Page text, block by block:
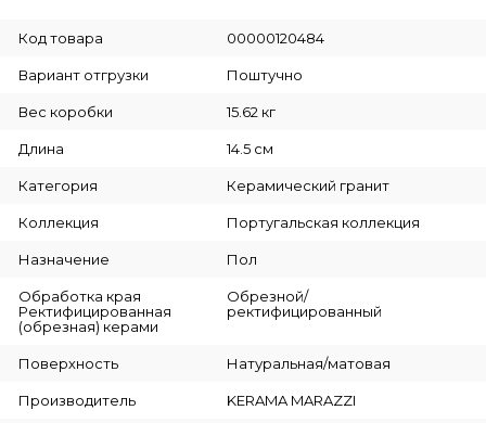
Код товара 00000120484
Вариант отгрузки Поштучно
Вес коробки 15.62 кг
Длина 14.5 см
Категория Керамический гранит
Коллекция Португальская коллекция
Назначение Пол
Обработка края
Ректифицированная
(обрезная) керами
Обрезной/
ректифицированный
Поверхность Натуральная/матовая
Производитель KERAMA MARAZZI